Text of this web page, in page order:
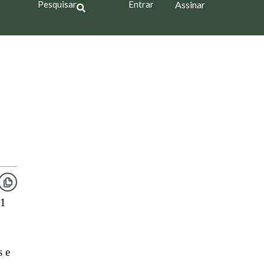
Pesquisar Entrar Assinar
e